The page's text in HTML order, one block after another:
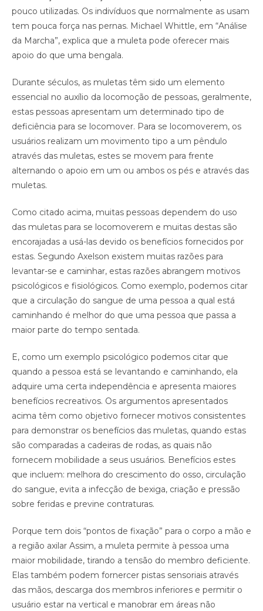
pouco utilizadas. Os indivíduos que normalmente as usam
tem pouca força nas pernas. Michael Whittle, em “Análise
da Marcha”, explica que a muleta pode oferecer mais
apoio do que uma bengala.
Durante séculos, as muletas têm sido um elemento
essencial no auxílio da locomoção de pessoas, geralmente,
estas pessoas apresentam um determinado tipo de
deficiência para se locomover. Para se locomoverem, os
usuários realizam um movimento tipo a um pêndulo
através das muletas, estes se movem para frente
alternando o apoio em um ou ambos os pés e através das
muletas.
Como citado acima, muitas pessoas dependem do uso
das muletas para se locomoverem e muitas destas são
encorajadas a usá-las devido os benefícios fornecidos por
estas. Segundo Axelson existem muitas razões para
levantar-se e caminhar, estas razões abrangem motivos
psicológicos e fisiológicos. Como exemplo, podemos citar
que a circulação do sangue de uma pessoa a qual está
caminhando é melhor do que uma pessoa que passa a
maior parte do tempo sentada.
E, como um exemplo psicológico podemos citar que
quando a pessoa está se levantando e caminhando, ela
adquire uma certa independência e apresenta maiores
benefícios recreativos. Os argumentos apresentados
acima têm como objetivo fornecer motivos consistentes
para demonstrar os benefícios das muletas, quando estas
são comparadas a cadeiras de rodas, as quais não
fornecem mobilidade a seus usuários. Benefícios estes
que incluem: melhora do crescimento do osso, circulação
do sangue, evita a infecção de bexiga, criação e pressão
sobre feridas e previne contraturas.
Porque tem dois “pontos de fixação” para o corpo a mão e
a região axilar Assim, a muleta permite à pessoa uma
maior mobilidade, tirando a tensão do membro deficiente.
Elas também podem fornercer pistas sensoriais através
das mãos, descarga dos membros inferiores e permitir o
usuário estar na vertical e manobrar em áreas não